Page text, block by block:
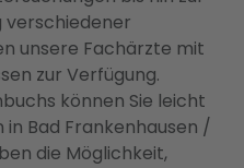
verschiedener
unsere Fachärzte mit
zur Verfügung.
können Sie leicht
Bad Frankenhausen /
die Möglichkeit,